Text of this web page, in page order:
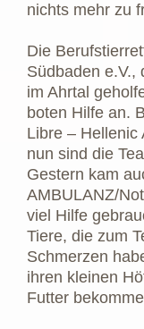
nichts mehr zu
Die
Südbaden e.V.,
im Ahrtal
boten Hilfe an.
Libre – Hellenic
nun sind die
Gestern kam
AMBULANZ/
viel Hilfe
Tiere, die zum
Schmerzen
ihren kleinen
Futter